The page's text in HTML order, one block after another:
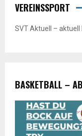
VEREINSSPORT
SVT Aktuell – aktuell
BASKETBALL –